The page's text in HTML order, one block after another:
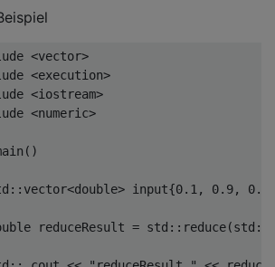
<vector>
<execution>
<iostream>
<numeric>
()
:: vector<double> input{0.1 , 0.9, 0.2
reduceResult = std :: reduce(std ::